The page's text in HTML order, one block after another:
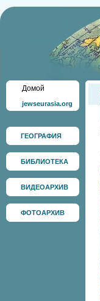
Домой
jewseurasia.org
ГЕОГРАФИЯ
БИБЛИОТЕКА
ВИДЕОАРХИВ
ФОТОАРХИВ